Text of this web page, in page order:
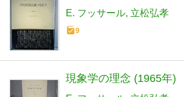
E. フッサール 立松弘孝
9
現象学の理念 (1965年)